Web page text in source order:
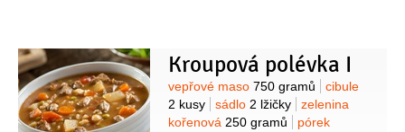
Kroupová polévka I
Suroviny
vepřové maso 750 gramů
cibule
2 kusy
sádlo 2 lžičky
zelenina
kořenová 250 gramů
pórek